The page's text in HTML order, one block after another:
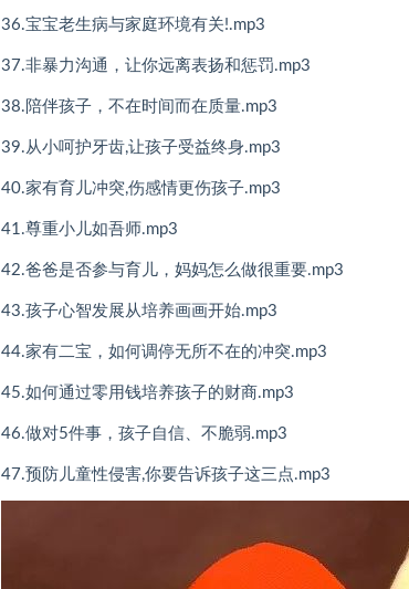
36.宝宝老生病与家庭环境有关!.mp3
37.非暴力沟通，让你远离表扬和惩罚.mp3
38.陪伴孩子，不在时间而在质量.mp3
39.从小呵护牙齿,让孩子受益终身.mp3
40.家有育儿冲突,伤感情更伤孩子.mp3
41.尊重小儿如吾师.mp3
42.爸爸是否参与育儿，妈妈怎么做很重要.mp3
43.孩子心智发展从培养画画开始.mp3
44.家有二宝，如何调停无所不在的冲突.mp3
45.如何通过零用钱培养孩子的财商.mp3
46.做对5件事，孩子自信、不脆弱.mp3
47.预防儿童性侵害,你要告诉孩子这三点.mp3